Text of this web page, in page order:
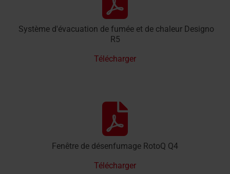
Système d'évacuation de fumée et de chaleur Designo
R5
Télécharger
Fenêtre de désenfumage RotoQ Q4
Télécharger